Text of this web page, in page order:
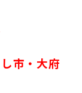
市・大府